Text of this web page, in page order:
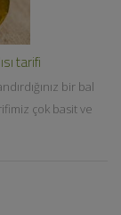
tarifi
bir bal
çok basit ve